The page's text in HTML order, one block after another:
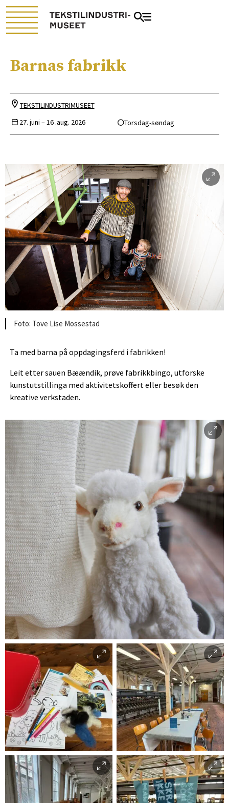
Barnas fabrikk
TEKSTILINDUSTRIMUSEET
27. juni –16 .aug. 2026 Torsdag-søndag
Tove Lise Mossestad
Ta med barna på oppdagingsferd i fabrikken!
Leit etter sauen Bæændik, prøve fabrikkbingo, utforske
kunstutstillinga med aktivitetskoffert eller besøk den
kreative verkstaden.
Kor er Bæændik?
Lån ein gratis
aktivitetskoffert
Tekstilindustrimuseet
Kreativ verkstad